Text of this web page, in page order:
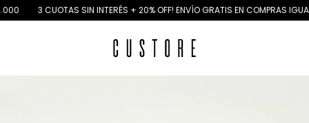
3 CUOTAS SIN INTERÉS + 20% OFF! ENVÍO GRATIS EN COMPRAS IGUAL O